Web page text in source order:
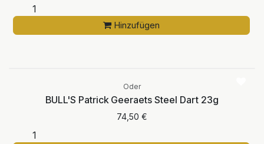
Hinzufügen
Oder
BULL'S Patrick Geeraets Steel Dart 23g
74,50 €